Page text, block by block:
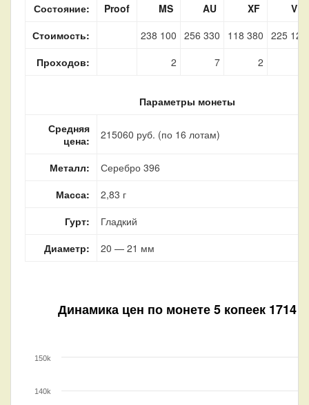
Состояние:
Proof MS AU XF
VF
Стоимость:
238 100 256 330 118 380 225 120
Проходов:
2 7 2
Параметры монеты
Средняя
цена:
215060 руб. (по 16 лотам)
Металл:
Серебро 396
Масса:
2,83 г
Гурт:
Гладкий
Диаметр:
20 — 21 мм
Динамика цен по монете5 копеек 1714
140k
150k